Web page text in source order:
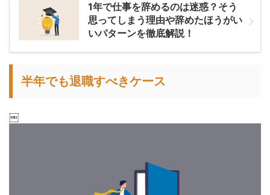
1年で仕事を辞めるのは迷惑？そう
思ってしまう理由や辞めたほうがい
いパターンを徹底解説！
半年でも退職すべきケース
￼